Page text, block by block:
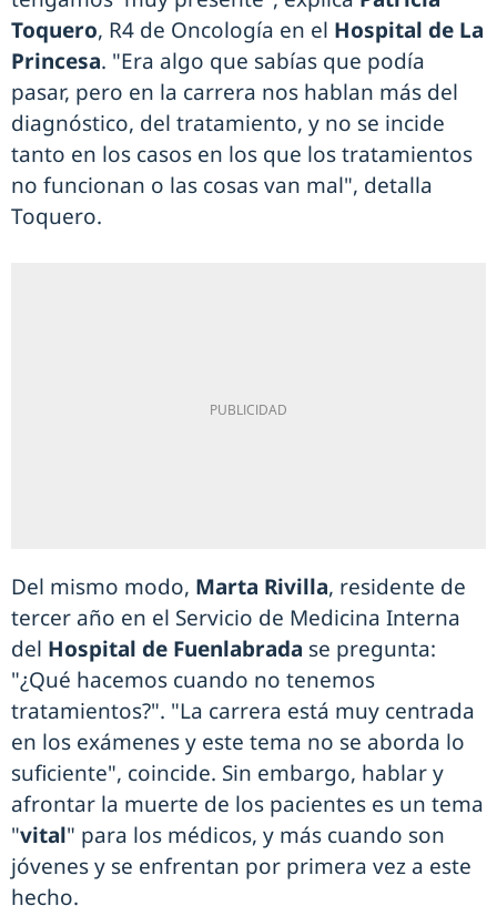
Toquero, R4 de Oncología en el Hospital de La
Princesa. "Era algo que sabías que podía
pasar, pero en la carrera nos hablan más del
diagnóstico, del tratamiento, y no se incide
tanto en los casos en los que los tratamientos
no funcionan o las cosas van mal", detalla
Toquero.
Del mismo modo, Marta Rivilla, residente de
tercer año en el Servicio de Medicina Interna
del Hospital de Fuenlabrada se pregunta:
"¿Qué hacemos cuando no tenemos
tratamientos?". "La carrera está muy centrada
en los exámenes y este tema no se aborda lo
suficiente", coincide. Sin embargo, hablar y
afrontar la muerte de los pacientes es un tema
"vital" para los médicos, y más cuando son
jóvenes y se enfrentan por primera vez a este
hecho.